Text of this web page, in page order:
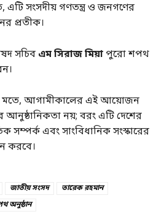
সংসদীয় গণতন্ত্র ও জনগণের
প্রতীক।
সচিব এম সিরাজ মিয়াপুরো শপথ
মতে, আগামীকালের এই আয়োজন
নয়; বরং এটি দেশের
সম্পর্ক এবং সাংবিধানিক সংস্কারের
করবে।
জাতীয় সংসদ
তারেক রহমান
অনুষ্ঠান